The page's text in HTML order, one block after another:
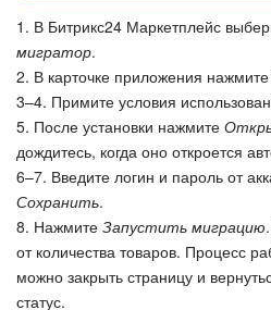
1. В Битрикс24 Маркетплейс
мигратор.
2. В карточке приложения нажмите
3–4. Примите условия
5. После установки нажмите
дождитесь, когда оно откроется
6–7. Введите логин и пароль от
Сохранить.
8. Нажмите Запустить миграцию
от количества товаров. Процесс
можно закрыть страницу и
статус.